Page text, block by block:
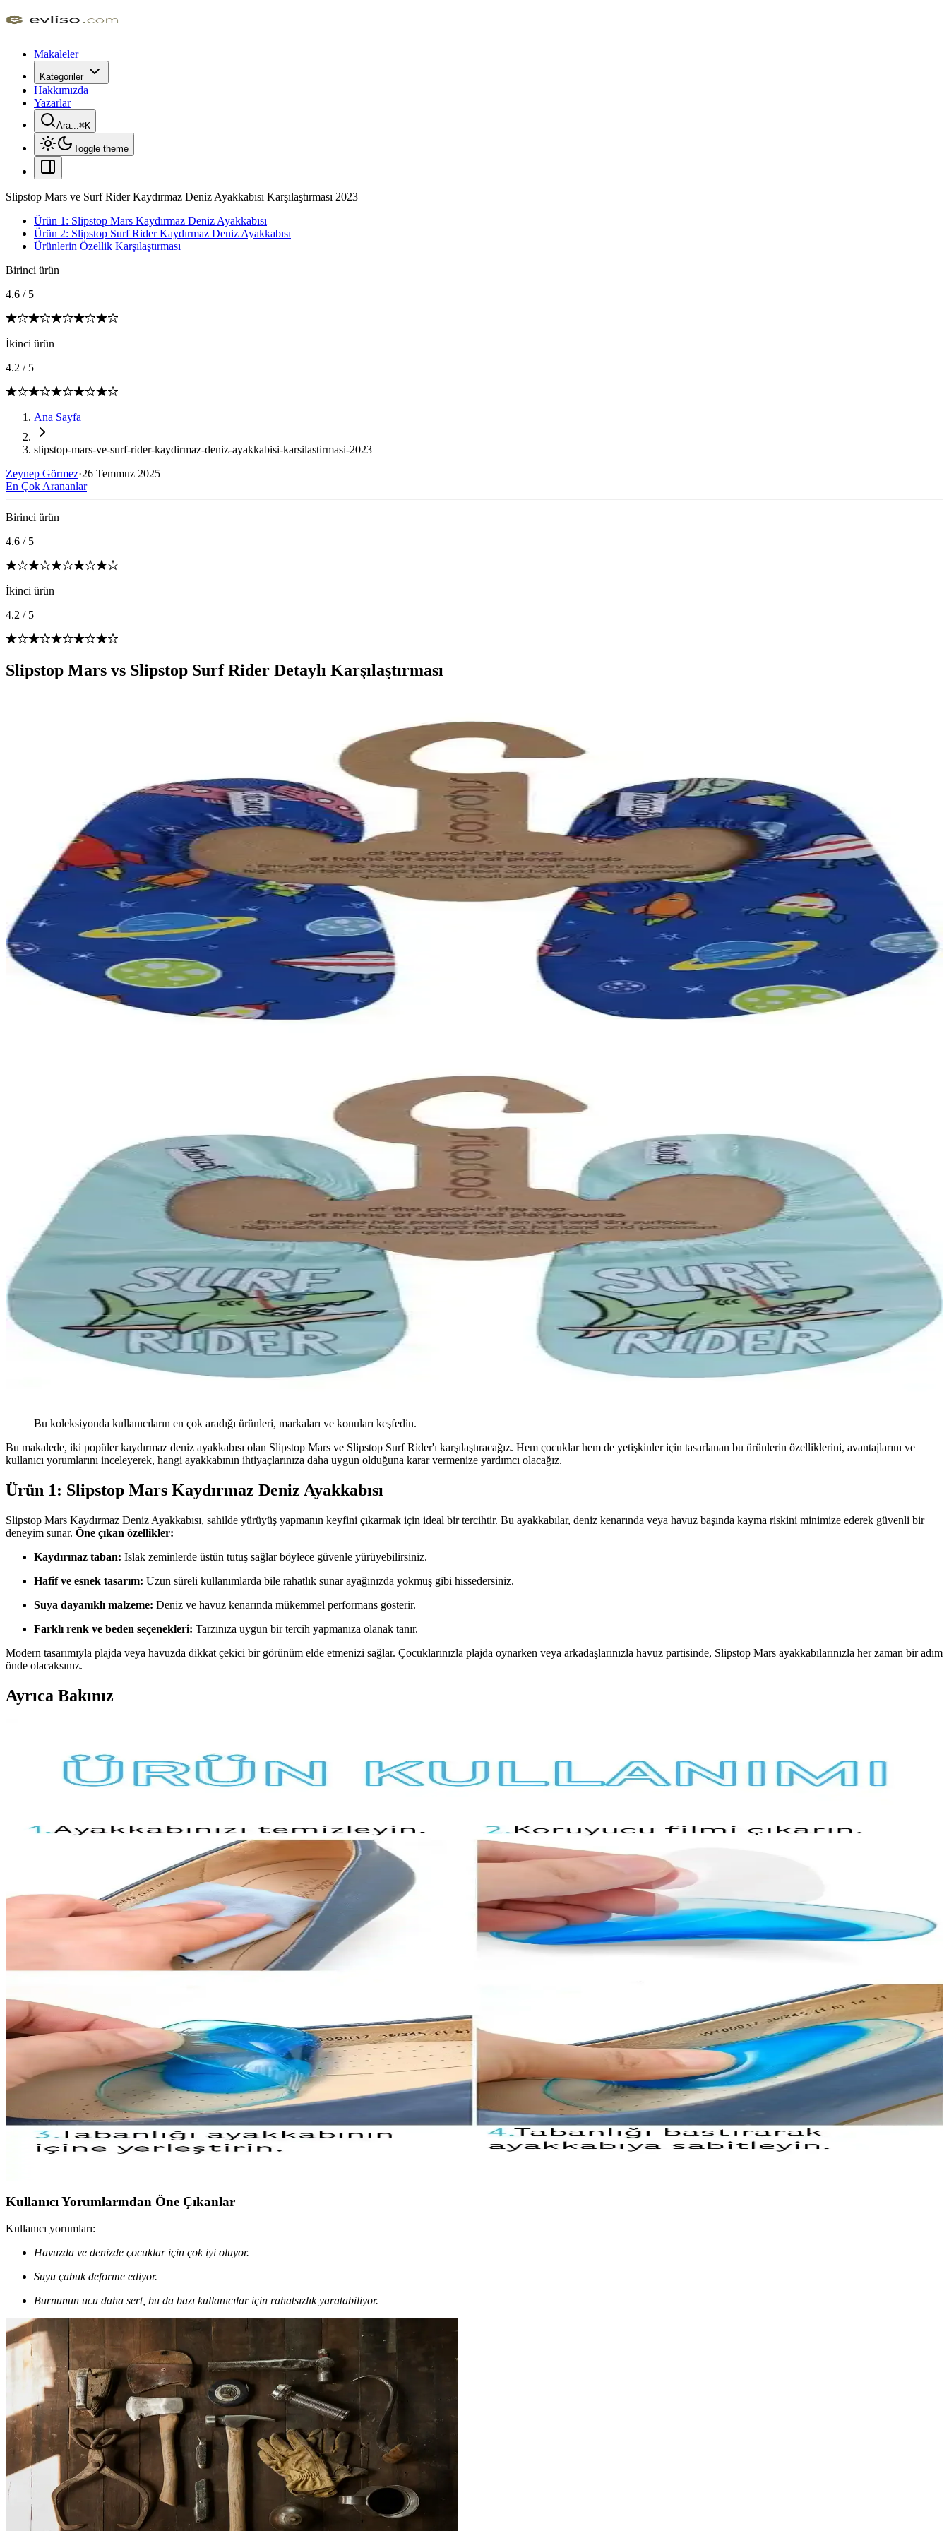
Makaleler
Kategoriler
Hakkımızda
Yazarlar
Ara...⌘K
Toggle theme
Slipstop Mars ve Surf Rider Kaydırmaz Deniz Ayakkabısı Karşılaştırması 2023
Ürün 1: Slipstop Mars Kaydırmaz Deniz Ayakkabısı
Ürün 2: Slipstop Surf Rider Kaydırmaz Deniz Ayakkabısı
Ürünlerin Özellik Karşılaştırması
Birinci ürün
4.6 / 5
İkinci ürün
4.2 / 5
Ana Sayfa
slipstop-mars-ve-surf-rider-kaydirmaz-deniz-ayakkabisi-karsilastirmasi-2023
Zeynep Görmez·26 Temmuz 2025
En Çok Arananlar
Birinci ürün
4.6 / 5
İkinci ürün
4.2 / 5
Slipstop Mars vs Slipstop Surf Rider Detaylı Karşılaştırması
Bu koleksiyonda kullanıcıların en çok aradığı ürünleri, markaları ve konuları keşfedin.
Bu makalede, iki popüler kaydırmaz deniz ayakkabısı olan Slipstop Mars ve Slipstop Surf Rider'ı karşılaştıracağız. Hem çocuklar hem de yetişkinler için tasarlanan bu ürünlerin özelliklerini, avantajlarını ve
kullanıcı yorumlarını inceleyerek, hangi ayakkabının ihtiyaçlarınıza daha uygun olduğuna karar vermenize yardımcı olacağız.
Ürün 1: Slipstop Mars Kaydırmaz Deniz Ayakkabısı
Slipstop Mars Kaydırmaz Deniz Ayakkabısı, sahilde yürüyüş yapmanın keyfini çıkarmak için ideal bir tercihtir. Bu ayakkabılar, deniz kenarında veya havuz başında kayma riskini minimize ederek güvenli bir
deneyim sunar. Öne çıkan özellikler:
Kaydırmaz taban: Islak zeminlerde üstün tutuş sağlar böylece güvenle yürüyebilirsiniz.
Hafif ve esnek tasarım: Uzun süreli kullanımlarda bile rahatlık sunar ayağınızda yokmuş gibi hissedersiniz.
Suya dayanıklı malzeme: Deniz ve havuz kenarında mükemmel performans gösterir.
Farklı renk ve beden seçenekleri: Tarzınıza uygun bir tercih yapmanıza olanak tanır.
Modern tasarımıyla plajda veya havuzda dikkat çekici bir görünüm elde etmenizi sağlar. Çocuklarınızla plajda oynarken veya arkadaşlarınızla havuz partisinde, Slipstop Mars ayakkabılarınızla her zaman bir adım
önde olacaksınız.
Ayrıca Bakınız
Güvenlik ve dayanıklılık sağlayan kaydırmaz paspaslar, iç ve dış mekanlarda güvenli zemin oluşturur, olumsuz hava koşullarına dayanır ve kayma riskini azaltır.
IKEA Banyo Kaydırmaz Paspaslar: Güvenlik ve Tasarımda Fonksiyonel Çözümler
IKEA banyo kaydırmaz paspaslar, ıslak zeminlerde kayma riskini azaltarak güvenlik sağlar. Suya dayanıklı malzemeleri ve estetik tasarımlarıyla banyo konforunu artırır. Detaylı bilgi için resmi kaynaklar
West Home Yıkanabilir Kaymaz Taban Halı Karşılaştırması ve Özellikleri
Bu makalede West Home markasının iki yıkanabilir ve kaydırmaz halı modeli detaylı şekilde karşılaştırılarak, özellikleri, kullanıcı yorumları ve kullanım avantajları anlatılmaktadır.
West Home Dijital Baskılı ve Yıkanabilir Salon Halısı Modern Tasarım ve Fonksiyonellik
West Home'un dijital baskılı, yıkanabilir ve kaydırmaz tabanlı halısı, şık tasarımı ve kullanım kolaylığıyla yaşam alanlarınızı güzelleştirir.
Dinarsu Loft Peluş Halı Antrasit: Modern ve Konforlu Yüksek Kaliteli Halı Seçenekleri
Dinarsu Loft Peluş Halı Antrasit, şık tasarımı ve konforu ile evinizi güzelleştirir. Kaydırmaz tabanı ve kolay bakımıyla uzun ömürlü kullanım sağlar.
Dinarsu Loft Peluş Halı Antrasit Modern ve Şık Ev Dekorasyonu İçin Uygun
Dinarsu Loft Peluş Halı Antrasit, yumuşak dokusu, dayanıklılığı ve şık tasarımıyla ev dekorasyonunuza zarif bir dokunuş katıyor, kolay bakım ve güvenli kullanım sağlar.
Kaydırmaz Jel Tabanların İnşaat ve Mobilya Sektörlerinde Güvenlik ve Konfor Rolü
Kullanıcı Yorumlarından Öne Çıkanlar
Kullanıcı yorumları:
Havuzda ve denizde çocuklar için çok iyi oluyor.
Suyu çabuk deforme ediyor.
Burnunun ucu daha sert, bu da bazı kullanıcılar için rahatsızlık yaratabiliyor.